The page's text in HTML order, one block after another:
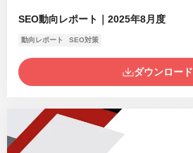
SEO動向レポート｜2025年8月度
動向レポート SEO対策
ダウンロード